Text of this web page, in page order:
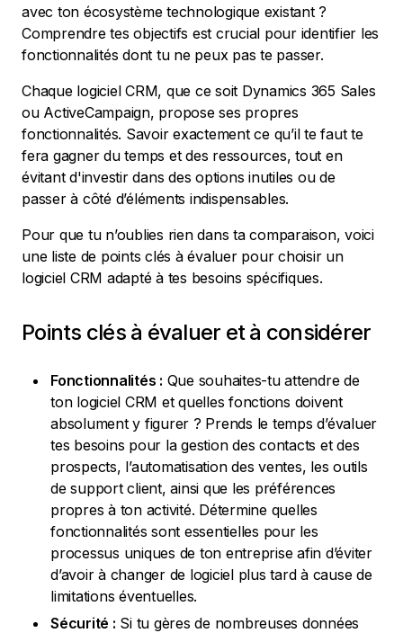
avec ton écosystème technologique existant ?
Comprendre tes objectifs est crucial pour identifier les
fonctionnalités dont tu ne peux pas te passer.
Chaque logiciel CRM, que ce soit Dynamics 365 Sales
ou ActiveCampaign, propose ses propres
fonctionnalités. Savoir exactement ce qu’il te faut te
fera gagner du temps et des ressources, tout en
évitant d'investir dans des options inutiles ou de
passer à côté d’éléments indispensables.
Pour que tu n’oublies rien dans ta comparaison, voici
une liste de points clés à évaluer pour choisir un
logiciel CRM adapté à tes besoins spécifiques.
Points clés à évaluer et à considérer
Fonctionnalités : Que souhaites-tu attendre de
ton logiciel CRM et quelles fonctions doivent
absolument y figurer ? Prends le temps d’évaluer
tes besoins pour la gestion des contacts et des
prospects, l’automatisation des ventes, les outils
de support client, ainsi que les préférences
propres à ton activité. Détermine quelles
fonctionnalités sont essentielles pour les
processus uniques de ton entreprise afin d’éviter
d’avoir à changer de logiciel plus tard à cause de
limitations éventuelles.
Sécurité : Si tu gères de nombreuses données